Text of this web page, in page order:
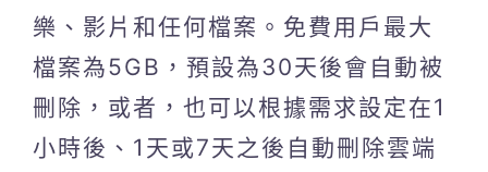
樂、影片和任何檔案。免費用戶最大
檔案為5GB，預設為30天後會自動被
刪除，或者，也可以根據需求設定在1
小時後、1天或7天之後自動刪除雲端